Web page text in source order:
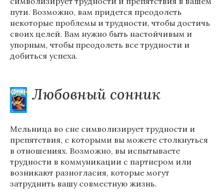
пути. Возможно, вам придется преодолеть
некоторые проблемы и трудности, чтобы достичь
своих целей. Вам нужно быть настойчивым и
упорным, чтобы преодолеть все трудности и
добиться успеха.
Любовный сонник
Мельница во сне символизирует трудности и
препятствия, с которыми вы можете столкнуться
в отношениях. Возможно, вы испытываете
трудности в коммуникации с партнером или
возникают разногласия, которые могут
затруднить вашу совместную жизнь.